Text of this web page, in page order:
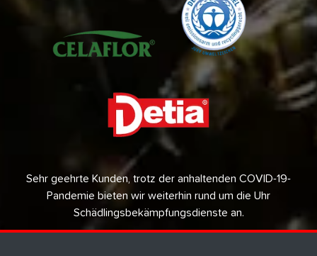
Sehr geehrte Kunden, trotz der anhaltenden COVID-19-
Pandemie bieten wir weiterhin rund um die Uhr
Schädlingsbekämpfungsdienste an.